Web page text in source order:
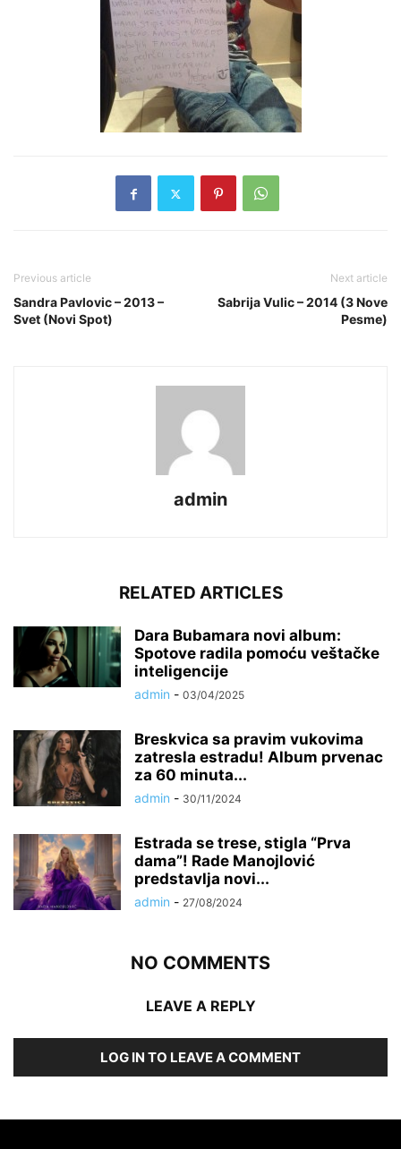
Previous article
Sandra Pavlovic – 2013 –
Svet (Novi Spot)
Next article
Sabrija Vulic – 2014 (3 Nove
Pesme)
admin
RELATED ARTICLES
Dara Bubamara novi album:
Spotove radila pomoću veštačke
inteligencije
admin - 03/04/2025
Breskvica sa pravim vukovima
zatresla estradu! Album prvenac
za 60 minuta...
admin - 30/11/2024
Estrada se trese, stigla “Prva
dama”! Rade Manojlović
predstavlja novi...
admin - 27/08/2024
NO COMMENTS
LEAVE A REPLY
LOG IN TO LEAVE A COMMENT